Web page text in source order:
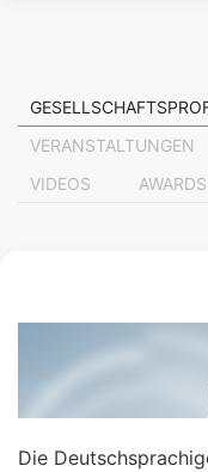
VERANSTALTUNGEN
VIDEOS
AWARDS
Die